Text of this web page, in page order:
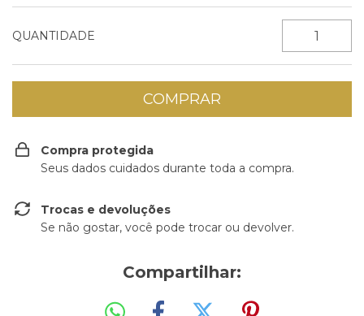
QUANTIDADE
Compra protegida
Seus dados cuidados durante toda a compra.
Trocas e devoluções
Se não gostar, você pode trocar ou devolver.
Compartilhar: